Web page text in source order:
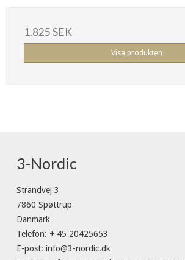
1.825 SEK
Visa produkten
3-Nordic
Strandvej 3
7860 Spøttrup
Danmark
Telefon: + 45 20425653
E-post: info@3-nordic.dk